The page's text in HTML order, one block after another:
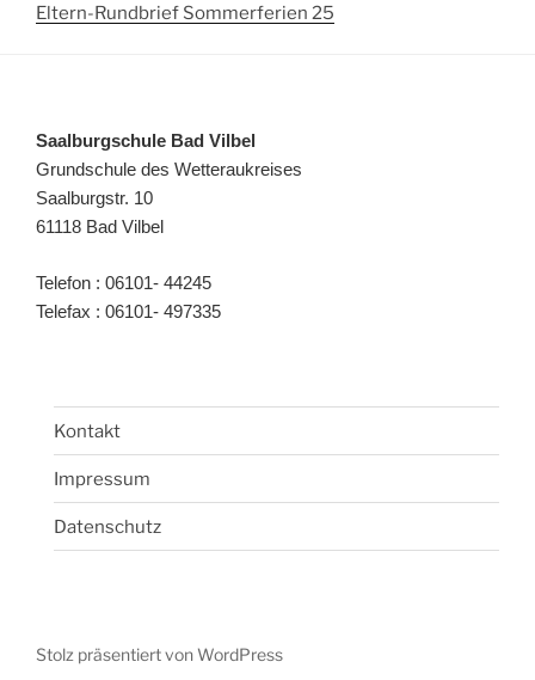
Eltern-Rundbrief Sommerferien 25
Saalburgschule Bad Vilbel
Grundschule des Wetteraukreises
Saalburgstr. 10
61118 Bad Vilbel
Telefon : 06101- 44245
Telefax : 06101- 497335
Kontakt
Impressum
Datenschutz
Stolz präsentiert von WordPress